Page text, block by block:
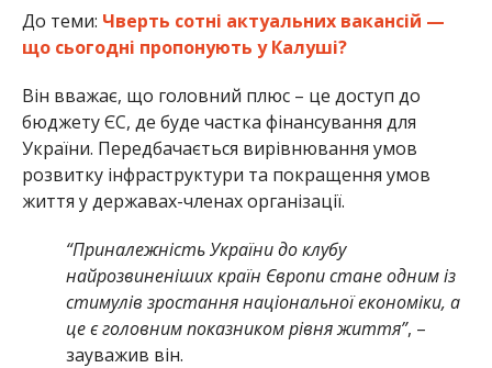
До теми: Чверть сотні актуальних вакансій —
що сьогодні пропонують у Калуші?
Він вважає, що головний плюс – це доступ до
бюджету ЄС, де буде частка фінансування для
України. Передбачається вирівнювання умов
розвитку інфраструктури та покращення умов
життя у державах-членах організації.
“Приналежність України до клубу
найрозвиненіших країн Європи стане одним із
стимулів зростання національної економіки, а
це є головним показником рівня життя”, –
зауважив він.